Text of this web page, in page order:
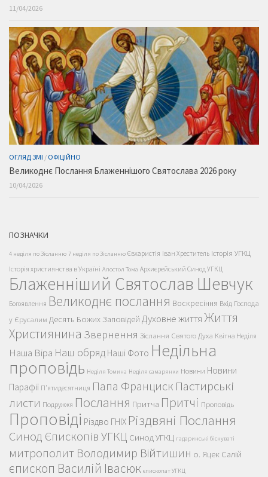
11/04/2026
ОГЛЯД ЗМІ / ОФІЦІЙНО
Великоднє Послання Блаженнішого Святослава 2026 року
10/04/2026
ПОЗНАЧКИ
4 неділя по Зісланню 7 неділя по Зісланню Євхаристія Іван Хреститель Історія УГКЦ
Історія християнства в Україні Апостол Тома Архиєрейський Синод УГКЦ
Блаженніший Святослав Шевчук
Богоявлення Великоднє послання Воскресіння Вхід Господа
у Єрусалим Десять Божих Заповідей Духовне життяЖиття
Християнина Звернення Зіслання Святого Духа Квітна Неділя
Наша Віра Наш обряд Наші Фото Недільна
проповідь Неділя Томина Неділя самарянки Новини Новини
Парафії П'ятидесятниця Папа Франциск Пастирські
листи Подружжя Послання Притча Притчі Проповідь
Проповіді Різдво ГНІХ Різдвяні Послання
Синод Єпископів УГКЦ Синод УГКЦ гадаринські біснуваті
митрополит Володимир Війтишин о. Яцек Салій
єпископ Василій Івасюк єпископат УГКЦ